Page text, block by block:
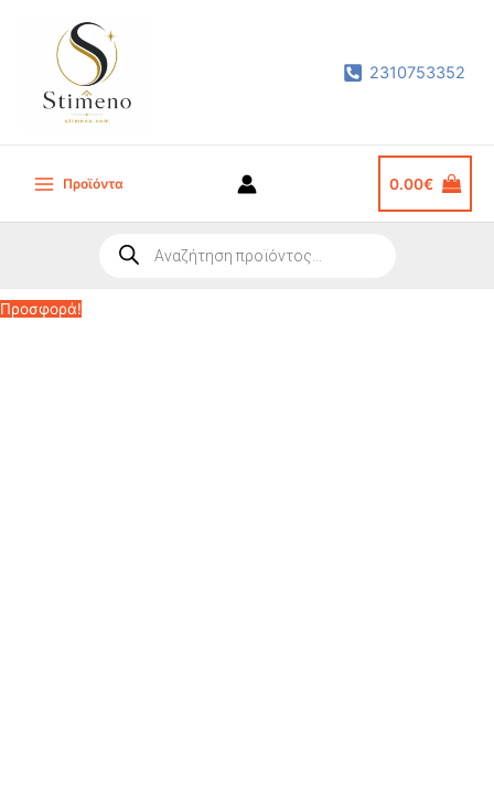
περιεχόμενο
2310753352
Main
Προϊόντα 0.00€
search
Προσφορά!